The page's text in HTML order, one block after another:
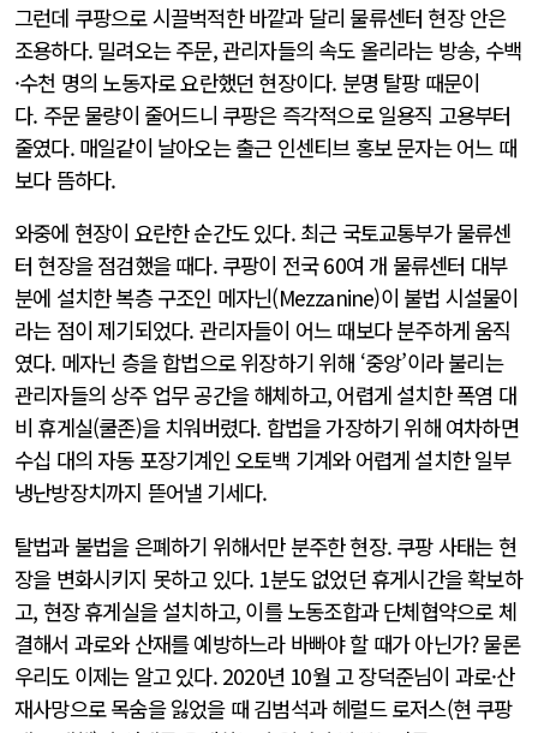
그런데 쿠팡으로 시끌벅적한 바깥과 달리 물류센터 현장 안은
조용하다. 밀려오는 주문, 관리자들의 속도 올리라는 방송, 수백
·수천 명의 노동자로 요란했던 현장이다. 분명 탈팡 때문이
다. 주문 물량이 줄어드니 쿠팡은 즉각적으로 일용직 고용부터
줄였다. 매일같이 날아오는 출근 인센티브 홍보 문자는 어느 때
보다 뜸하다.
와중에 현장이 요란한 순간도 있다. 최근 국토교통부가 물류센
터 현장을 점검했을 때다. 쿠팡이 전국 60여 개 물류센터 대부
분에 설치한 복층 구조인 메자닌(Mezzanine)이 불법 시설물이
라는 점이 제기되었다. 관리자들이 어느 때보다 분주하게 움직
였다. 메자닌 층을 합법으로 위장하기 위해 ‘중앙’이라 불리는
관리자들의 상주 업무 공간을 해체하고, 어렵게 설치한 폭염 대
비 휴게실(쿨존)을 치워버렸다. 합법을 가장하기 위해 여차하면
수십 대의 자동 포장기계인 오토백 기계와 어렵게 설치한 일부
냉난방장치까지 뜯어낼 기세다.
탈법과 불법을 은폐하기 위해서만 분주한 현장. 쿠팡 사태는 현
장을 변화시키지 못하고 있다. 1분도 없었던 휴게시간을 확보하
고, 현장 휴게실을 설치하고, 이를 노동조합과 단체협약으로 체
결해서 과로와 산재를 예방하느라 바빠야 할 때가 아닌가? 물론
우리도 이제는 알고 있다. 2020년 10월 고 장덕준님이 과로·산
재사망으로 목숨을 잃었을 때 김범석과 헤럴드 로저스(현 쿠팡